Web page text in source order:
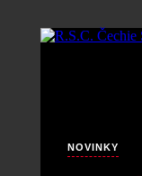
NOVINKY